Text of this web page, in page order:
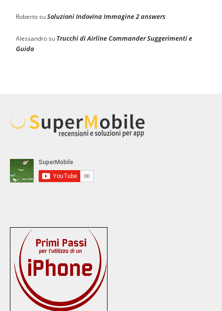
RobertosuSoluzioni Indovina Immagine 2 answers
Alessandrosu Trucchi di Airline Commander Suggerimenti e
Guida